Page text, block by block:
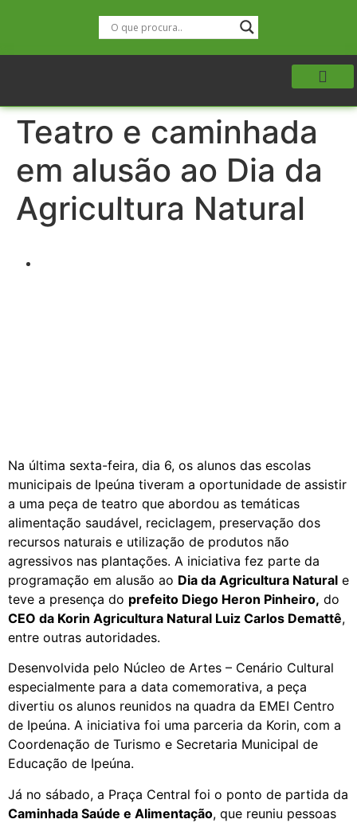
Teatro e caminhada
em alusão ao Dia da
Agricultura Natural
Na última sexta-feira, dia 6, os alunos das escolas
municipais de Ipeúna tiveram a oportunidade de assistir
a uma peça de teatro que abordou as temáticas
alimentação saudável, reciclagem, preservação dos
recursos naturais e utilização de produtos não
agressivos nas plantações. A iniciativa fez parte da
programação em alusão ao Dia da Agricultura Natural e
teve a presença do prefeito Diego Heron Pinheiro, do
CEO da Korin Agricultura Natural Luiz Carlos Demattê,
entre outras autoridades.
Desenvolvida pelo Núcleo de Artes – Cenário Cultural
especialmente para a data comemorativa, a peça
divertiu os alunos reunidos na quadra da EMEI Centro
de Ipeúna. A iniciativa foi uma parceria da Korin, com a
Coordenação de Turismo e Secretaria Municipal de
Educação de Ipeúna.
Já no sábado, a Praça Central foi o ponto de partida da
Caminhada Saúde e Alimentação, que reuniu pessoas